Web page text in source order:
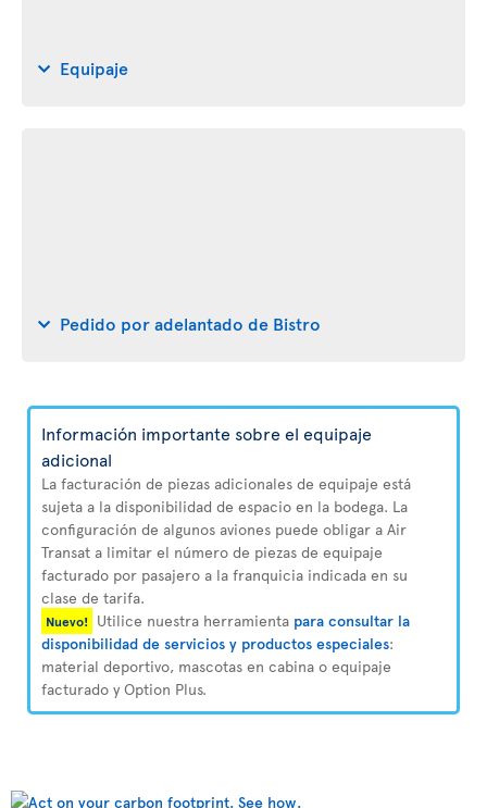
Equipaje
Pedido por adelantado de Bistro
Información importante sobre el equipaje
adicional
La facturación de piezas adicionales de equipaje está
sujeta a la disponibilidad de espacio en la bodega. La
configuración de algunos aviones puede obligar a Air
Transat a limitar el número de piezas de equipaje
facturado por pasajero a la franquicia indicada en su
clase de tarifa.
Nuevo! Utilice nuestra herramienta para consultar la
disponibilidad de servicios y productos especiales:
material deportivo, mascotas en cabina o equipaje
facturado y Option Plus.